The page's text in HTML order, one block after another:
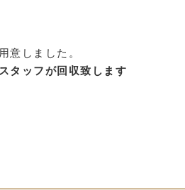
意しました。
タッフが回収致します